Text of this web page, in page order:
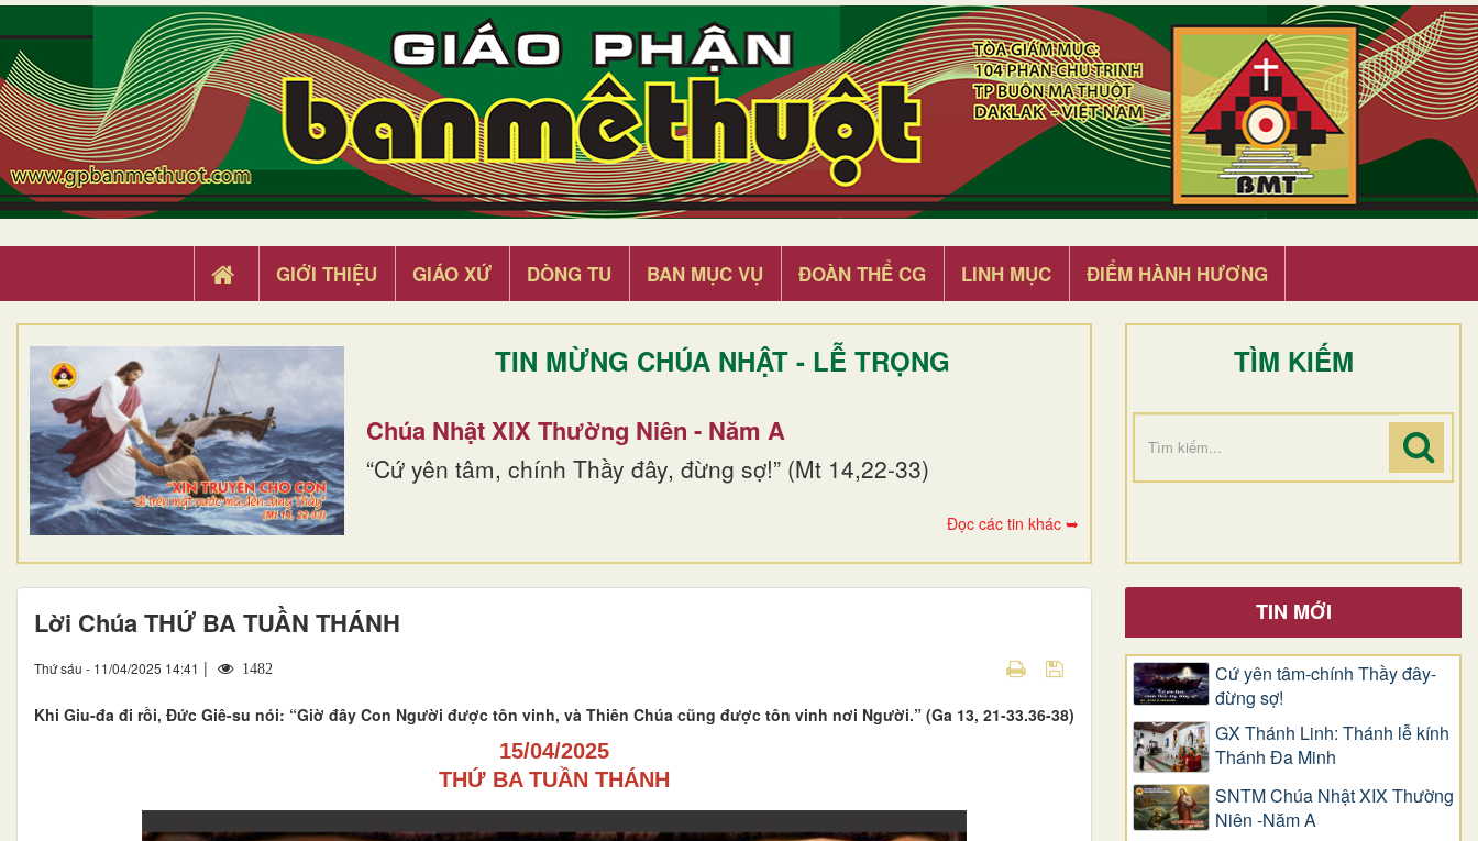
GIỚI THIỆU GIÁO XỨ DÒNG TU BAN MỤC VỤ ĐOÀN THỂ CG LINH MỤC ĐIỂM HÀNH HƯƠNG
TIN MỪNG CHÚA NHẬT - LỄ TRỌNG
Chúa Nhật XIX Thường Niên - Năm A
“Cứ yên tâm, chính Thầy đây, đừng sợ!” (Mt 14,22-33)
Đọc các tin khác ➥
TÌM KIẾM
Lời Chúa THỨ BA TUẦN THÁNH
Thứ sáu - 11/04/2025 14:41 | 1482
Khi Giu-đa đi rồi, Đức Giê-su nói: “Giờ đây Con Người được tôn vinh, và Thiên Chúa cũng được tôn vinh nơi Người.” (Ga 13, 21-33.36-38)
15/04/2025
THỨ BA TUẦN THÁNH
TIN MỚI
Cứ yên tâm-chính Thầy đây-
đừng sợ!
GX Thánh Linh: Thánh lễ kính
Thánh Đa Minh
SNTM Chúa Nhật XIX Thường
Niên -Năm A